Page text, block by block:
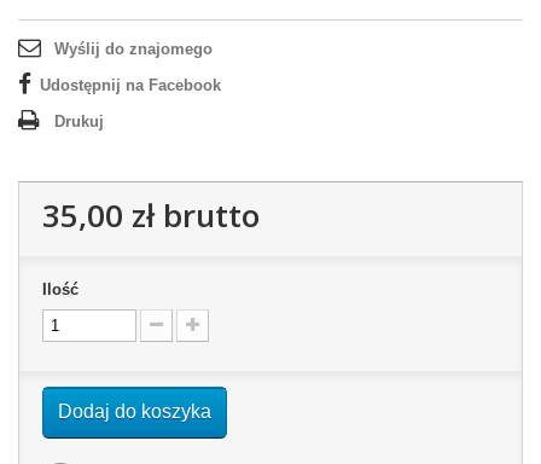
Wyślij do znajomego
Udostępnij na Facebook
Drukuj
35,00 złbrutto
Ilość
Dodaj do koszyka